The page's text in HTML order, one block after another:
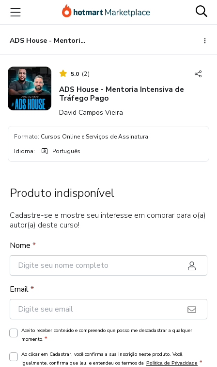
para
conteúdo
principal
para
pagamento
para
rodapé
ADS House - Mentoria Intensiva de Tráfego Pago
5.0 (2)
ADS House - Mentoria Intensiva de
Tráfego Pago
David Campos Vieira
Formato: Cursos Online e Serviços de Assinatura
Idioma: Português
Produto indisponível
Cadastre-se e mostre seu interesse em comprar para o(a)
autor(a) deste curso!
Nome *
Email*
Aceito receber conteúdo e compreendo que posso me descadastrar a qualquer
momento. *
Ao clicar em Cadastrar, você confirma a sua inscrição neste produto. Você,
igualmente, confirma que leu, e entendeu os termos da Política de Privacidade *